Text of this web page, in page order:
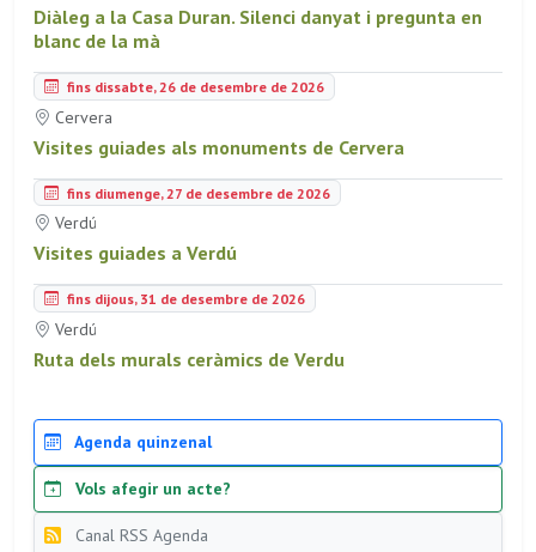
Diàleg a la Casa Duran. Silenci danyat i pregunta en
blanc de la mà
fins dissabte, 26 de desembre de 2026
Cervera
Visites guiades als monuments de Cervera
fins diumenge, 27 de desembre de 2026
Verdú
Visites guiades a Verdú
fins dijous, 31 de desembre de 2026
Verdú
Ruta dels murals ceràmics de Verdu
Agenda quinzenal
Vols afegir un acte?
Canal RSS Agenda